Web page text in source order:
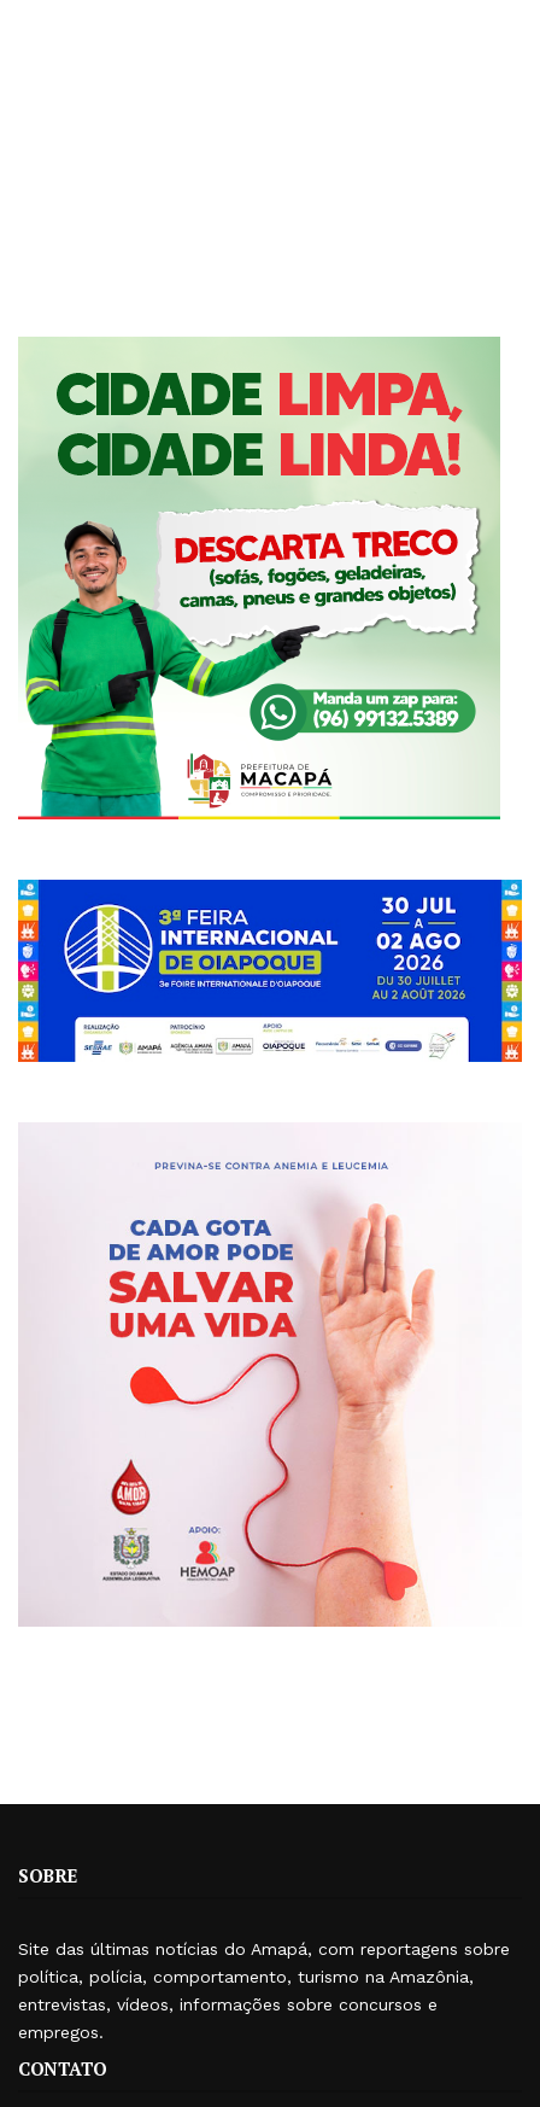
SOBRE
Site das últimas notícias do Amapá, com reportagens sobre
política, polícia, comportamento, turismo na Amazônia,
entrevistas, vídeos, informações sobre concursos e
empregos.
CONTATO